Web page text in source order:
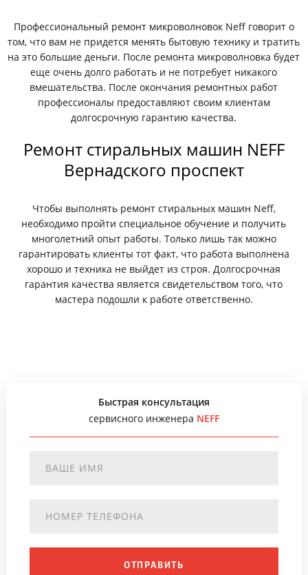
Профессиональный ремонт микроволновок Neff говорит о
том, что вам не придется менять бытовую технику и тратить
на это большие деньги. После ремонта микроволновка будет
еще очень долго работать и не потребует никакого
вмешательства. После окончания ремонтных работ
профессионалы предоставляют своим клиентам
долгосрочную гарантию качества.
Ремонт стиральных машин NEFF
Вернадского проспект
Чтобы выполнять ремонт стиральных машин Neff,
необходимо пройти специальное обучение и получить
многолетний опыт работы. Только лишь так можно
гарантировать клиенты тот факт, что работа выполнена
хорошо и техника не выйдет из строя. Долгосрочная
гарантия качества является свидетельством того, что
мастера подошли к работе ответственно.
Быстрая консультация
сервисного инженера NEFF
ОТПРАВИТЬ